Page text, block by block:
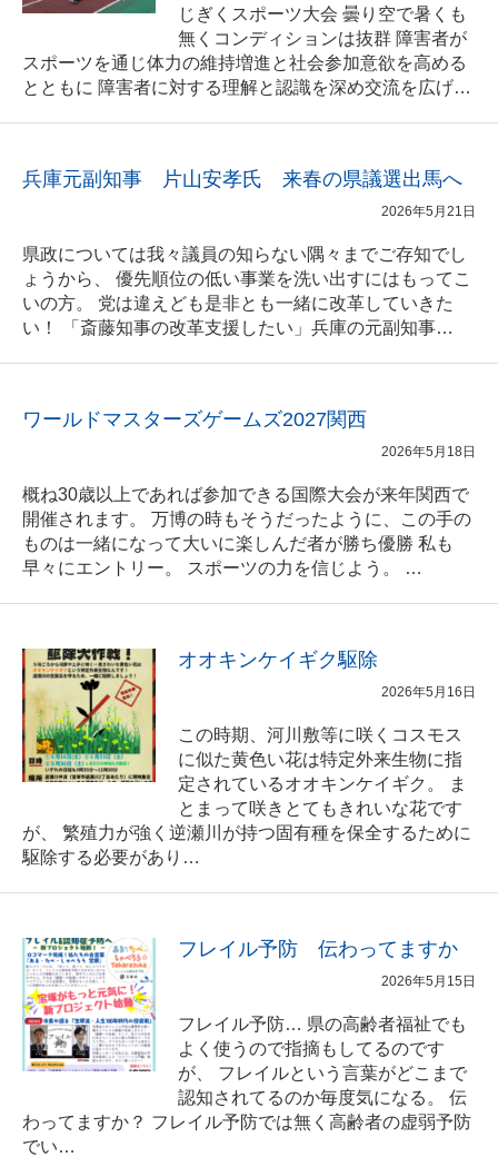
じぎくスポーツ大会 曇り空で暑くも
無くコンディションは抜群 障害者が
スポーツを通じ体力の維持増進と社会参加意欲を高める
とともに 障害者に対する理解と認識を深め交流を広げ…
兵庫元副知事 片山安孝氏 来春の県議選出馬へ
2026年5月21日
県政については我々議員の知らない隅々までご存知でし
ょうから、 優先順位の低い事業を洗い出すにはもってこ
いの方。 党は違えども是非とも一緒に改革していきた
い！ 「斎藤知事の改革支援したい」兵庫の元副知事…
ワールドマスターズゲームズ2027関西
2026年5月18日
概ね30歳以上であれば参加できる国際大会が来年関西で
開催されます。 万博の時もそうだったように、この手の
ものは一緒になって大いに楽しんだ者が勝ち優勝 私も
早々にエントリー。 スポーツの力を信じよう。 …
オオキンケイギク駆除
2026年5月16日
この時期、河川敷等に咲くコスモス
に似た黄色い花は特定外来生物に指
定されているオオキンケイギク。 ま
とまって咲きとてもきれいな花です
が、 繁殖力が強く逆瀬川が持つ固有種を保全するために
駆除する必要があり…
フレイル予防 伝わってますか
2026年5月15日
フレイル予防… 県の高齢者福祉でも
よく使うので指摘もしてるのです
が、 フレイルという言葉がどこまで
認知されてるのか毎度気になる。 伝
わってますか？ フレイル予防では無く高齢者の虚弱予防
でい…